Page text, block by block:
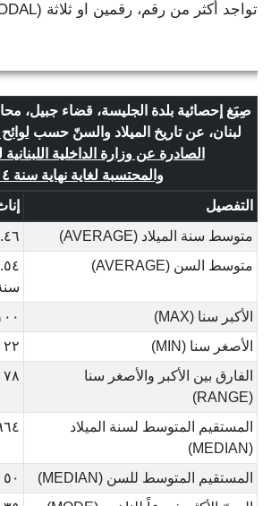
تواجد أكثر من رقم، رقمين او ثلاثة (MULTIMODAL)
صِيَغ إحصائية بلدة الجليسة، قضاء جبيل،
لبنان، عن تاريخ الميلاد والسنّ حسب
الصادرة عن وزارة الداخلية اللبنانية
والمحتسبة لغاية نهاية سنة ٢٠١٤
التفصيل
متوسط سنة الميلاد (AVERAGE)
متوسط السن (AVERAGE)
الأكبر سنا (MAX) ١٠٠
الأصغر سنا (MIN)
٢٢ سنة
الفارق بين الأكبر والأصغر سنا
(RANGE)
٧٨ سنة
المستقيم المتوسط لسنة الميلاد
(MEDIAN)
المستقيم المتوسط للسن (MEDIAN) ٥٠ سنة